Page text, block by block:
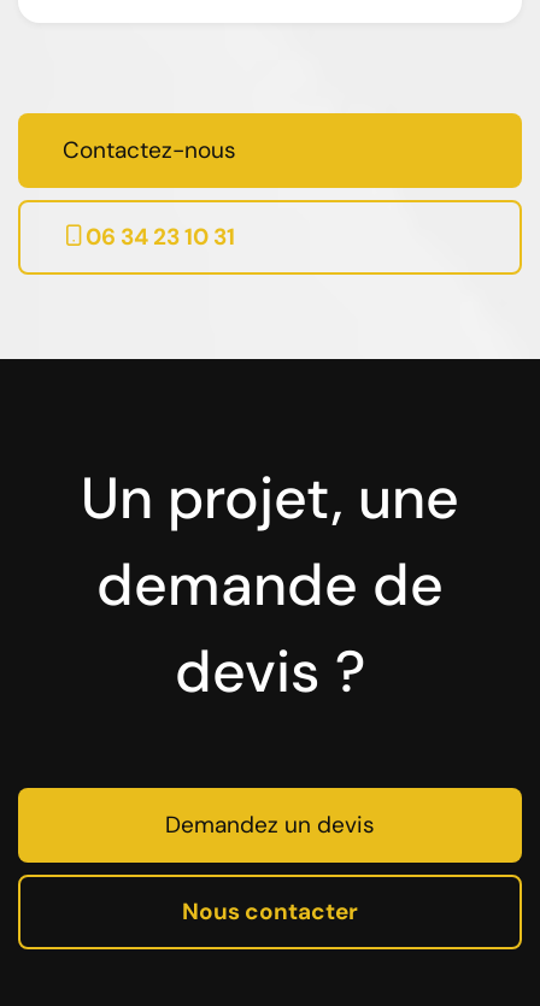
Contactez-nous
06 34 23 10 31
Un projet, une
demande de
devis ?
Demandez un devis
Nous contacter